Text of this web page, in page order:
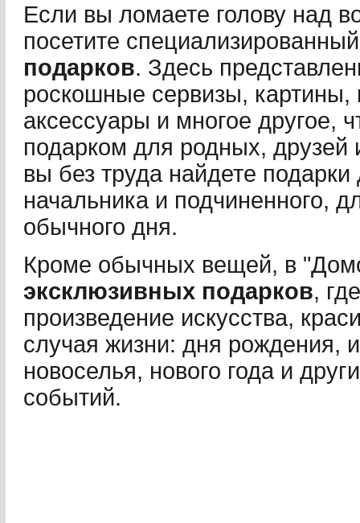
Если вы ломаете голову над
посетите
подарков. Здесь
роскошные сервизы,
аксессуары и многое другое,
подарком для родных, друзей
вы без труда найдете
начальника и подчиненного,
обычного дня.
Кроме обычных вещей, в
эксклюзивных подарков,
произведение искусства,
случая жизни: дня рождения,
новоселья, нового года и
событий.